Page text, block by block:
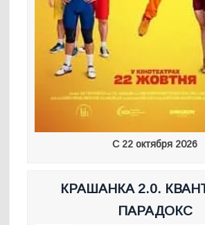
С 22 октября 2026
КРАШАНКА 2.0.
ПАРАДОКС